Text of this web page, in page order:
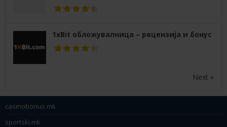
1xBit обложувалница – рецензија и бонус
Next »
casinobonus.mk
sportski.mk